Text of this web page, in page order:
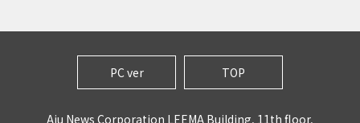
PC ver TOP
Aju News Corporation LEEMA Building, 11th floor,